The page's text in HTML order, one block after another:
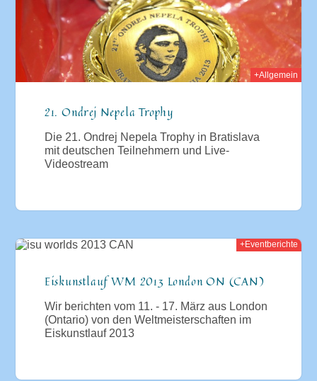
+Allgemein
21. Ondrej Nepela Trophy
Die 21. Ondrej Nepela Trophy in Bratislava
mit deutschen Teilnehmern und Live-
Videostream
+Eventberichte
Eiskunstlauf WM 2013 London ON (CAN)
Wir berichten vom 11. - 17. März aus London
(Ontario) von den Weltmeisterschaften im
Eiskunstlauf 2013